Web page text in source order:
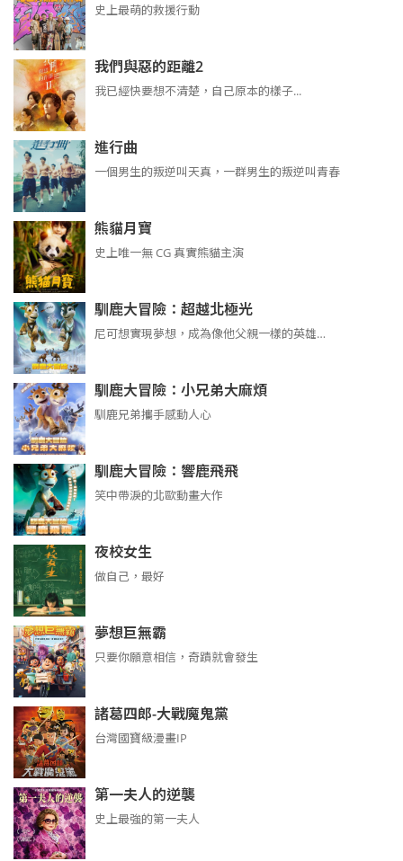
史上最萌的救援行動
我們與惡的距離2
我已經快要想不清楚，自己原本的樣子...
進行曲
​​​一個男生的叛逆叫天真，一群男生的叛逆叫青春
熊貓月寶
史上唯一無 CG 真實熊貓主演
馴鹿大冒險：超越北極光
尼可想實現夢想，成為像他父親一樣的英雄…
馴鹿大冒險：小兄弟大麻煩
馴鹿兄弟攜手感動人心
馴鹿大冒險：響鹿飛飛
笑中帶淚的北歐動畫大作
夜校女生
做自己，最好
夢想巨無霸
只要你願意相信，奇蹟就會發生
諸葛四郎-大戰魔鬼黨
台灣國寶級漫畫IP
第一夫人的逆襲
史上最強的第一夫人